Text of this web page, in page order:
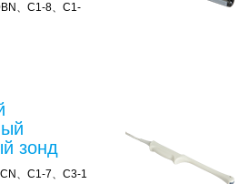
、C1-8、C1-
зонд
、C1-7、C3-1